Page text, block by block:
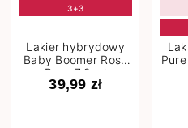
3+3
Lakier hybrydowy
Baby Boomer Rose
Base 7,2 ml
39,99 zł